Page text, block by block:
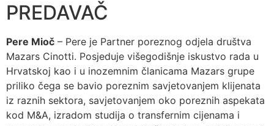
PREDAVAČ
Pere Mioč – Pere je Partner poreznog odjela društva
Mazars Cinotti. Posjeduje višegodišnje iskustvo rada u
Hrvatskoj kao i u inozemnim članicama Mazars grupe
priliko čega se bavio poreznim savjetovanjem klijenata
iz raznih sektora, savjetovanjem oko poreznih aspekata
kod M&A, izradom studija o transfernim cijenama i